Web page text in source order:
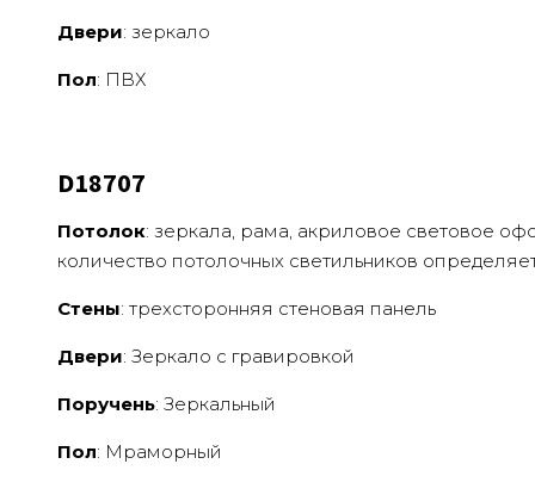
Двери: зеркало
Пол: ПВХ
D18707
Потолок: зеркала, рама, акриловое световое
количество потолочных светильников
Стены: трехсторонняя стеновая панель
Двери: Зеркало с гравировкой
Поручень: Зеркальный
Пол: Мраморный